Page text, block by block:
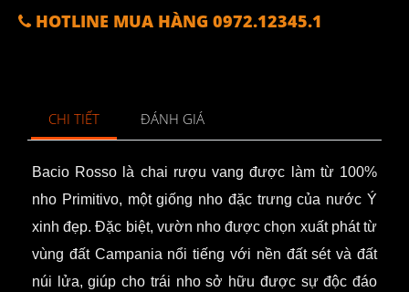
HOTLINE MUA HÀNG 0972.12345.1
CHI TIẾT ĐÁNH GIÁ
Bacio Rosso là chai rượu vang được làm từ 100%
nho Primitivo, một giống nho đặc trưng của nước Ý
xinh đẹp. Đặc biệt, vườn nho được chọn xuất phát từ
vùng đất Campania nổi tiếng với nền đất sét và đất
núi lửa, giúp cho trái nho sở hữu được sự độc đáo